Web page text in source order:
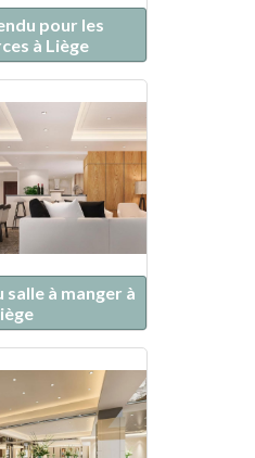
pour les
à Liège
à manger à